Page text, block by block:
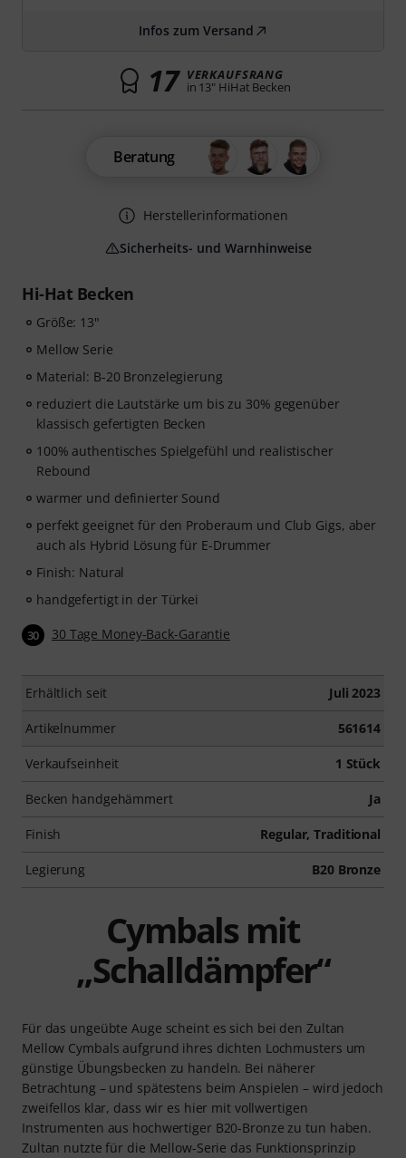
Hi-Hat Becken
Größe: 13"
Mellow Serie
Material: B-20 Bronzelegierung
reduziert die Lautstärke um bis zu 30% gegenüber
klassisch gefertigten Becken
100% authentisches Spielgefühl und realistischer
Rebound
warmer und definierter Sound
perfekt geeignet für den Proberaum und Club Gigs, aber
auch als Hybrid Lösung für E-Drummer
Finish: Natural
handgefertigt in der Türkei
30 30 Tage Money-Back-Garantie
Erhältlich seit Juli 2023
Artikelnummer 561614
Verkaufseinheit 1 Stück
Becken handgehämmert Ja
Finish Regular, Traditional
Legierung B20 Bronze
Infos zum Versand
17 VERKAUFSRANG
in 13" HiHat Becken
Beratung
Herstellerinformationen
Sicherheits- und Warnhinweise
Cymbals mit
„Schalldämpfer“
Für das ungeübte Auge scheint es sich bei den Zultan
Mellow Cymbals aufgrund ihres dichten Lochmusters um
günstige Übungsbecken zu handeln. Bei näherer
Betrachtung – und spätestens beim Anspielen – wird jedoch
zweifellos klar, dass wir es hier mit vollwertigen
Instrumenten aus hochwertiger B20-Bronze zu tun haben.
Zultan nutzte für die Mellow-Serie das Funktionsprinzip